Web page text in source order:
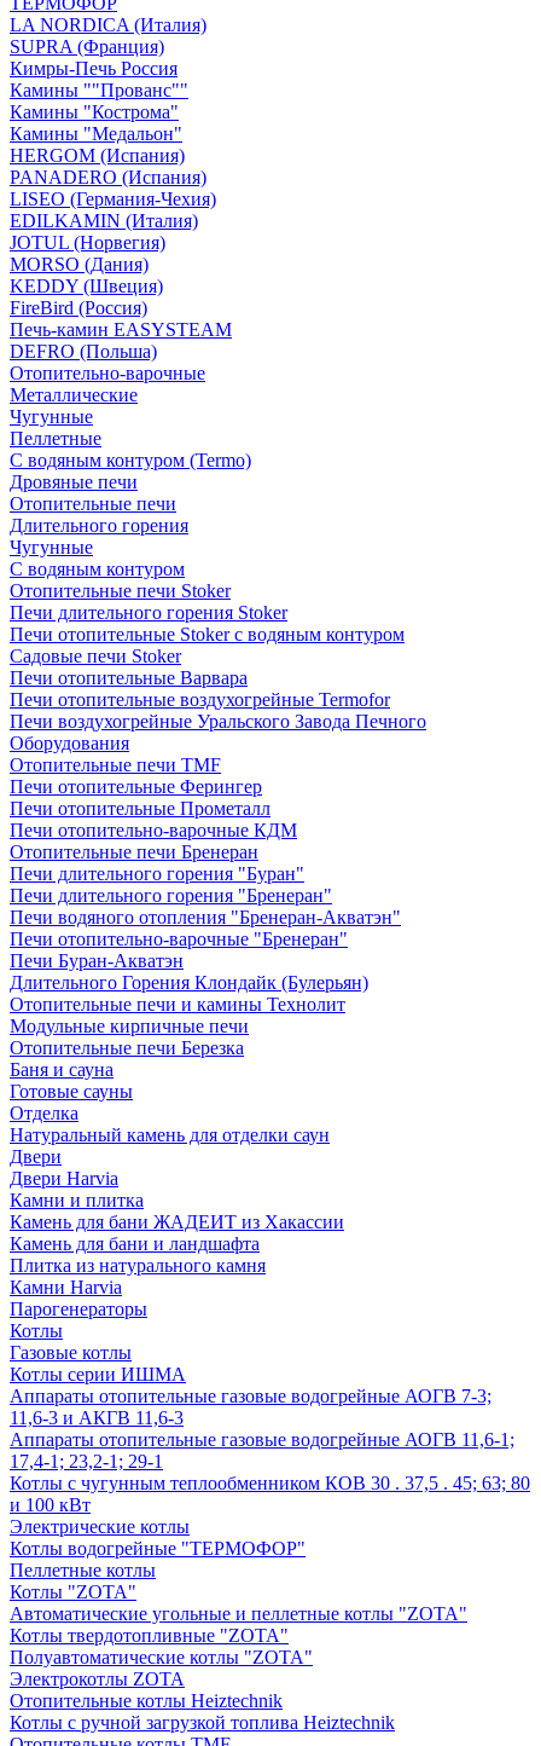
LA NORDICA (Италия)
SUPRA (Франция)
Кимры-Печь Россия
Камины ""Прованс""
Камины "Кострома"
Камины "Медальон"
HERGOM (Испания)
PANADERO (Испания)
LISEO (Германия-Чехия)
EDILKAMIN (Италия)
JOTUL (Норвегия)
MORSO (Дания)
KEDDY (Швеция)
FireBird (Россия)
Печь-камин EASYSTEAM
DEFRO (Польша)
Отопительно-варочные
Металлические
Чугунные
Пеллетные
С водяным контуром (Termo)
Дровяные печи
Отопительные печи
Длительного горения
Чугунные
C водяным контуром
Отопительные печи Stoker
Печи длительного горения Stoker
Печи отопительные Stoker с водяным контуром
Садовые печи Stoker
Печи отопительные Варвара
Печи отопительные воздухогрейные Termofor
Печи воздухогрейные Уральского Завода Печного
Оборудования
Отопительные печи TMF
Печи отопительные Ферингер
Печи отопительные Прометалл
Печи отопительно-варочные КДМ
Отопительные печи Бренеран
Печи длительного горения "Буран"
Печи длительного горения "Бренеран"
Печи водяного отопления "Бренеран-Акватэн"
Печи отопительно-варочные "Бренеран"
Печи Буран-Акватэн
Длительного Горения Клондайк (Булерьян)
Отопительные печи и камины Технолит
Модульные кирпичные печи
Отопительные печи Березка
Баня и сауна
Готовые сауны
Отделка
Натуральный камень для отделки саун
Двери
Двери Harvia
Камни и плитка
Камень для бани ЖАДЕИТ из Хакассии
Камень для бани и ландшафта
Плитка из натурального камня
Камни Harvia
Парогенераторы
Котлы
Газовые котлы
Котлы серии ИШМА
Аппараты отопительные газовые водогрейные АОГВ 7-3;
11,6-3 и АКГВ 11,6-3
Аппараты отопительные газовые водогрейные АОГВ 11,6-1;
17,4-1; 23,2-1; 29-1
Котлы с чугунным теплообменником КОВ 30 . 37,5 . 45; 63; 80
и 100 кВт
Электрические котлы
Котлы водогрейные "ТЕРМОФОР"
Пеллетные котлы
Котлы "ZOTA"
Автоматические угольные и пеллетные котлы "ZOTA"
Котлы твердотопливные "ZOTA"
Полуавтоматические котлы "ZOTA"
Электрокотлы ZOTA
Отопительные котлы Heiztechnik
Котлы с ручной загрузкой топлива Heiztechnik